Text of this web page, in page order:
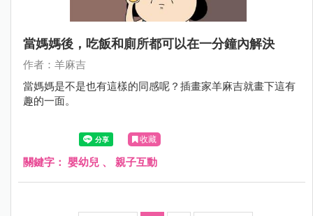
當媽媽後，吃飯和廁所都可以在一分鐘內解決
作者：羊麻吉
當媽媽是不是也有這樣的同感呢？插畫家羊麻吉就畫下這有
趣的一面。
收藏
關鍵字： 嬰幼兒 、 親子互動